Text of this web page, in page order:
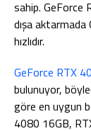
sahip. GeForce
dışa
hızlıdır.
GeForce RTX
bulunuyor,
göre en uygun
4080 16GB,